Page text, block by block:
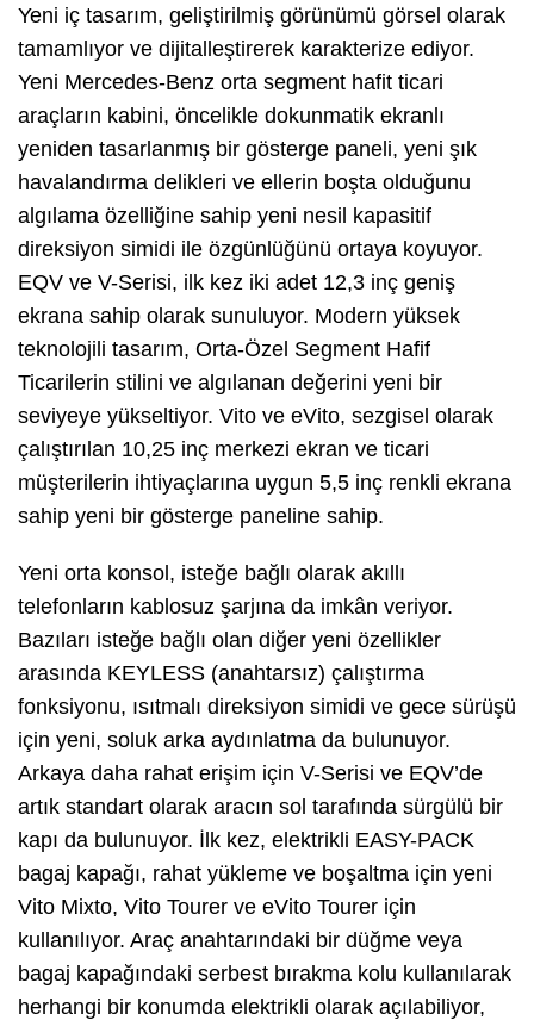
Yeni iç tasarım, geliştirilmiş görünümü görsel olarak
tamamlıyor ve dijitalleştirerek karakterize ediyor.
Yeni Mercedes-Benz orta segment hafit ticari
araçların kabini, öncelikle dokunmatik ekranlı
yeniden tasarlanmış bir gösterge paneli, yeni şık
havalandırma delikleri ve ellerin boşta olduğunu
algılama özelliğine sahip yeni nesil kapasitif
direksiyon simidi ile özgünlüğünü ortaya koyuyor.
EQV ve V-Serisi, ilk kez iki adet 12,3 inç geniş
ekrana sahip olarak sunuluyor. Modern yüksek
teknolojili tasarım, Orta-Özel Segment Hafif
Ticarilerin stilini ve algılanan değerini yeni bir
seviyeye yükseltiyor. Vito ve eVito, sezgisel olarak
çalıştırılan 10,25 inç merkezi ekran ve ticari
müşterilerin ihtiyaçlarına uygun 5,5 inç renkli ekrana
sahip yeni bir gösterge paneline sahip.
Yeni orta konsol, isteğe bağlı olarak akıllı
telefonların kablosuz şarjına da imkân veriyor.
Bazıları isteğe bağlı olan diğer yeni özellikler
arasında KEYLESS (anahtarsız) çalıştırma
fonksiyonu, ısıtmalı direksiyon simidi ve gece sürüşü
için yeni, soluk arka aydınlatma da bulunuyor.
Arkaya daha rahat erişim için V-Serisi ve EQV’de
artık standart olarak aracın sol tarafında sürgülü bir
kapı da bulunuyor. İlk kez, elektrikli EASY-PACK
bagaj kapağı, rahat yükleme ve boşaltma için yeni
Vito Mixto, Vito Tourer ve eVito Tourer için
kullanılıyor. Araç anahtarındaki bir düğme veya
bagaj kapağındaki serbest bırakma kolu kullanılarak
herhangi bir konumda elektrikli olarak açılabiliyor,